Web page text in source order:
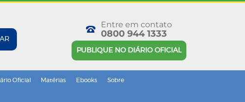
Entre em contato
0800 944 1333
PUBLIQUE NO DIÁRIO OFICIAL
Oficial Matérias Ebooks Sobre